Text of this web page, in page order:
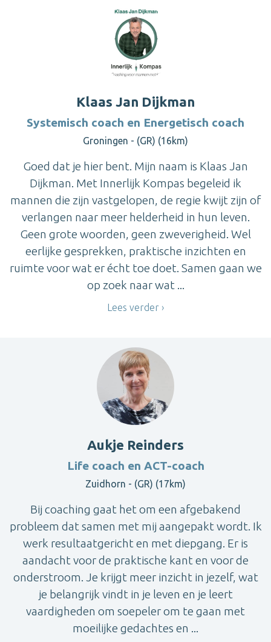
Klaas Jan Dijkman
Systemisch coach en Energetisch coach
Groningen - (GR) (16km)
Goed dat je hier bent. Mijn naam is Klaas Jan
Dijkman. Met Innerlijk Kompas begeleid ik
mannen die zijn vastgelopen, de regie kwijt zijn of
verlangen naar meer helderheid in hun leven.
Geen grote woorden, geen zweverigheid. Wel
eerlijke gesprekken, praktische inzichten en
ruimte voor wat er écht toe doet. Samen gaan we
op zoek naar wat ...
Lees verder
Aukje Reinders
Life coach en ACT-coach
Zuidhorn - (GR) (17km)
Bij coaching gaat het om een afgebakend
probleem dat samen met mij aangepakt wordt. Ik
werk resultaatgericht en met diepgang. Er is
aandacht voor de praktische kant en voor de
onderstroom. Je krijgt meer inzicht in jezelf, wat
je belangrijk vindt in je leven en je leert
vaardigheden om soepeler om te gaan met
moeilijke gedachtes en ...